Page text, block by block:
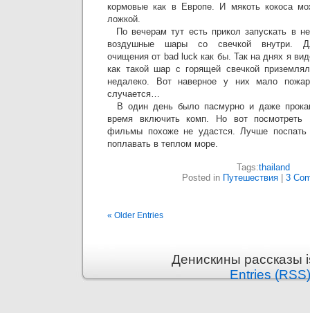
кормовые как в Европе. И мякоть кокоса
ложкой.
По вечерам тут есть прикол запускать в
воздушные шары со свечкой внутри.
очищения от bad luck как бы. Так на днях я
как такой шар с горящей свечкой
недалеко. Вот наверное у них мало
случается…
В один день было пасмурно и даже
время включить комп. Но вот посмотреть
фильмы похоже не удастся. Лучше
поплавать в теплом море.
Tags:thailand
Posted in Путешествия| 3
« Older Entries
Денискины рассказы
Entries (RSS)